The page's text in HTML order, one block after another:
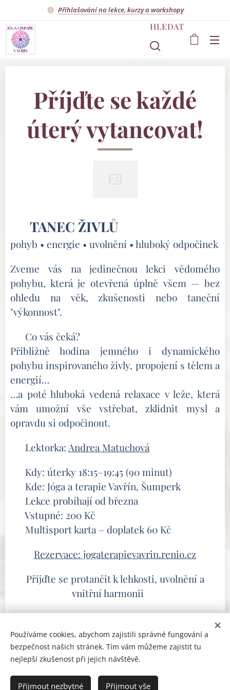
Přihlašování na lekce, kurzy a workshopy
HLEDAT
Příjďte se každé
úterý vytancovat!
✨ TANEC ŽIVLŮ ✨
pohyb • energie • uvolnění • hluboký odpočinek
Zveme vás na jedinečnou lekci vědomého
pohybu, která je otevřená úplně všem — bez
ohledu na věk, zkušenosti nebo taneční
"výkonnost".
🌿 Co vás čeká?
Přibližně hodina jemného i dynamického
pohybu inspirovaného živly, propojení s tělem a
energií…
…a poté hluboká vedená relaxace v leže, která
vám umožní vše vstřebat, zklidnit mysl a
opravdu si odpočinout.
🧘‍♀️ Lektorka: Andrea Matuchová
🕒 Kdy: úterky 18:15–19:45 (90 minut)
📍 Kde: Jóga a terapie Vavřín, Šumperk
📅 Lekce probíhají od března
💰 Vstupné: 200 Kč
💳 Multisport karta – doplatek 60 Kč
Rezervace: jogaterapievavrin.renio.cz
Přijďte se protančit k lehkosti, uvolnění a
vnitřní harmonii 💛
Vytvořeno s láskou. Cookies
Používáme cookies, abychom zajistili správné fungování a
bezpečnost našich stránek. Tím vám můžeme zajistit tu
nejlepší zkušenost při jejich návštěvě.
Přijmout nezbytné Přijmout vše